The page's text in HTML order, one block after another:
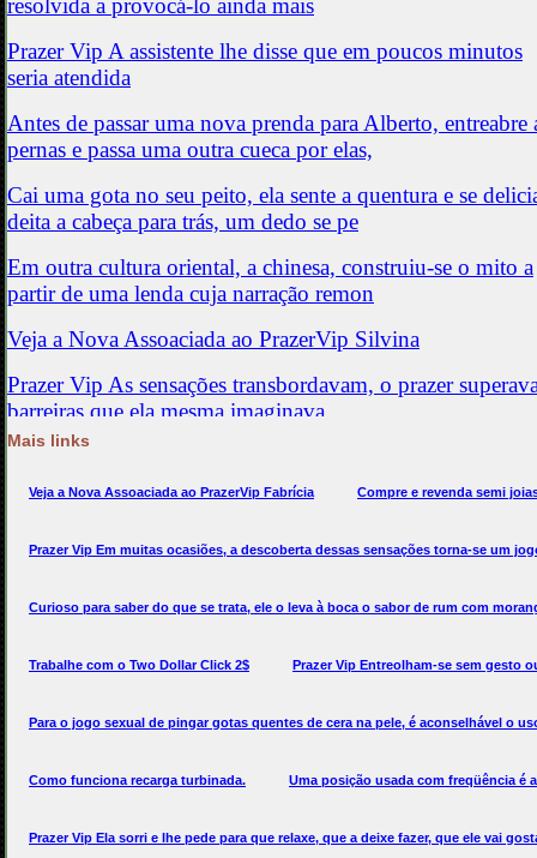
Mais links
Veja a Nova Assoaciada ao PrazerVip Fabrícia Compre e revenda semi
Prazer Vip Em muitas ocasiões, a descoberta dessas sensações torna-se um
Curioso para saber do que se trata, ele o leva à boca o sabor de rum com
Trabalhe com o Two Dollar Click 2$ Prazer Vip Entreolham-se sem gesto
Para o jogo sexual de pingar gotas quentes de cera na pele, é aconselhável o
Como funciona recarga turbinada. Uma posição usada com freqüência é
Prazer Vip Ela sorri e lhe pede para que relaxe, que a deixe fazer, que ele vai